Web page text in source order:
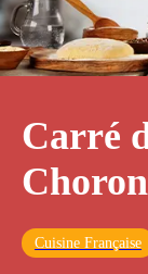
Carré
Choron
Cuisine Française